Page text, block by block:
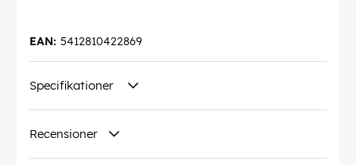
5412810422869
EAN:
Specifikationer
Recensioner